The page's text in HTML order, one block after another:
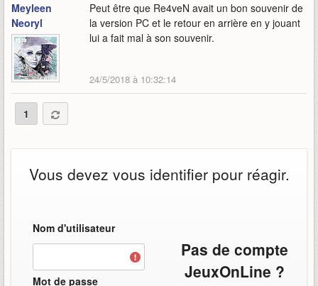
Meyleen
Neoryl
Peut être que Re4veN avait un bon souvenir de
la version PC et le retour en arrière en y jouant
lui a fait mal à son souvenir.
24/5/2018 à 10:32:14
1
Vous devez vous identifier pour réagir.
Nom d'utilisateur
Mot de passe
Pas de compte
JeuxOnLine ?